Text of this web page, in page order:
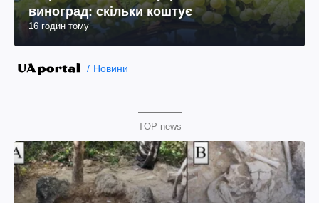
виноград: скільки коштує
16 годин тому
Новини
TOP news